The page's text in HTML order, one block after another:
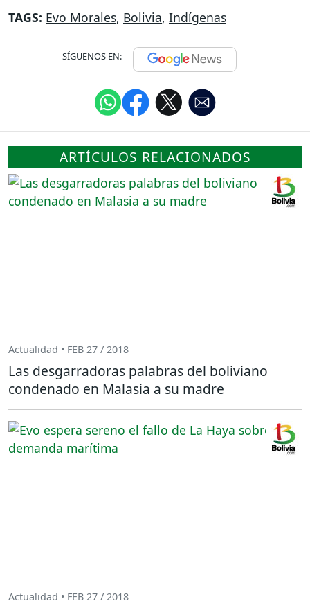
TAGS: Evo Morales, Bolivia, Indígenas
SÍGUENOS EN:
ARTÍCULOS RELACIONADOS
Actualidad • FEB 27 / 2018
Las desgarradoras palabras del boliviano
condenado en Malasia a su madre
Actualidad • FEB 27 / 2018